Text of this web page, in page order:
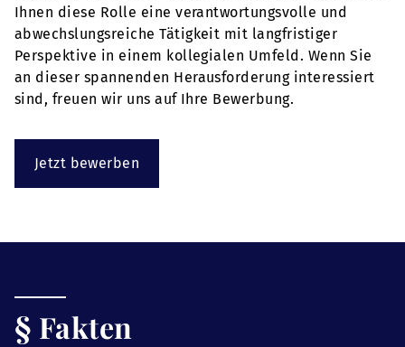
Ihnen diese Rolle eine verantwortungsvolle und
abwechslungsreiche Tätigkeit mit langfristiger
Perspektive in einem kollegialen Umfeld. Wenn Sie
an dieser spannenden Herausforderung interessiert
sind, freuen wir uns auf Ihre Bewerbung.
Jetzt bewerben
§ Fakten